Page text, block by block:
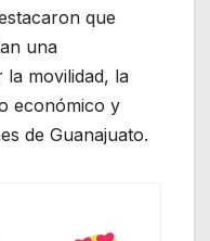
que
una
movilidad, la
económico y
de Guanajuato.